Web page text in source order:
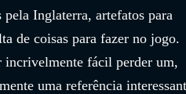
Inglaterra, artefatos para
de coisas para fazer no jogo.
incrivelmente fácil perder um,
uma referência